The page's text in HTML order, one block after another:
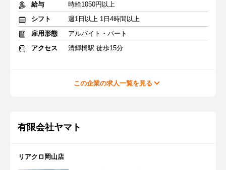
給与
時給1050円以上
シフト
週1日以上 1日4時間以上
雇用形態
アルバイト・パート
アクセス
清輝橋駅 徒歩15分
この企業の求人一覧を見る
有限会社ヤマト
リアクロ岡山店